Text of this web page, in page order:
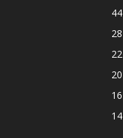
44
28
22
20
16
14